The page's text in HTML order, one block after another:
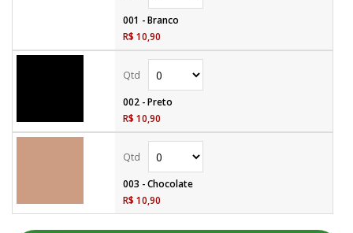
001 - Branco
R$ 10,90
002 - Preto
R$ 10,90
003 - Chocolate
R$ 10,90